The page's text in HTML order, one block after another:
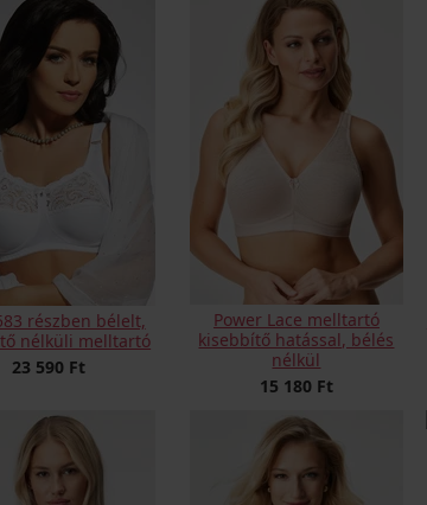
részben bélelt,
nélküli melltartó
23 590 Ft
Power Lace melltartó
kisebbítő hatással, bélés
nélkül
15 180 Ft